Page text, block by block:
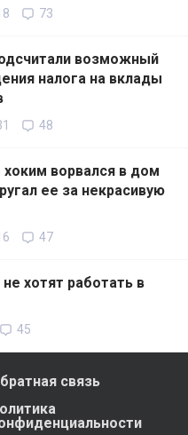
73
возможный
налога на вклады
48
хоким ворвался в дом
ее за некрасивую
47
хотят работать в
45
связь